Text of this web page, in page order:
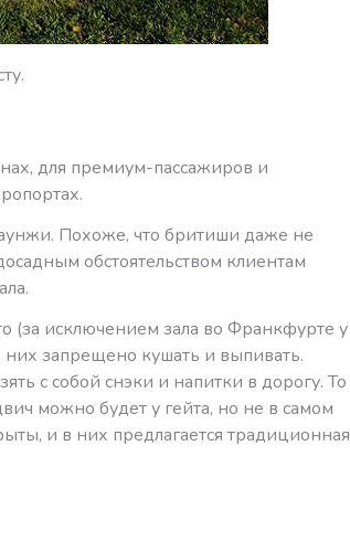
для премиум-пассажиров и
Похоже, что бритиши даже не
обстоятельством клиентам
(за исключением зала во Франкфурте у
запрещено кушать и выпивать.
с собой снэки и напитки в дорогу. То
можно будет у гейта, но не в самом
и в них предлагается традиционная